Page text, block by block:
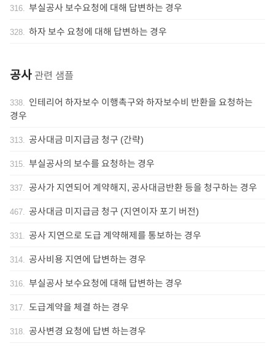
316. 부실공사 보수요청에 대해 답변하는 경우
328. 하자 보수 요청에 대해 답변하는 경우
공사 관련 샘플
338. 인테리어 하자보수 이행촉구와 하자보수비 반환을 요청하는
경우
313. 공사대금 미지급금 청구 (간략)
315. 부실공사의 보수를 요청하는 경우
337. 공사가 지연되어 계약해지, 공사대금반환 등을 청구하는 경우
467. 공사대금 미지급금 청구 (지연이자 포기 버전)
331. 공사 지연으로 도급 계약해제를 통보하는 경우
314. 공사비용 지연에 답변하는 경우
316. 부실공사 보수요청에 대해 답변하는 경우
317. 도급계약을 체결 하는 경우
318. 공사변경 요청에 답변 하는경우